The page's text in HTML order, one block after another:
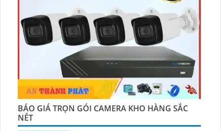
BÁO GIÁ TRỌN GÓI CAMERA KHO HÀNG SẮC
NÉT